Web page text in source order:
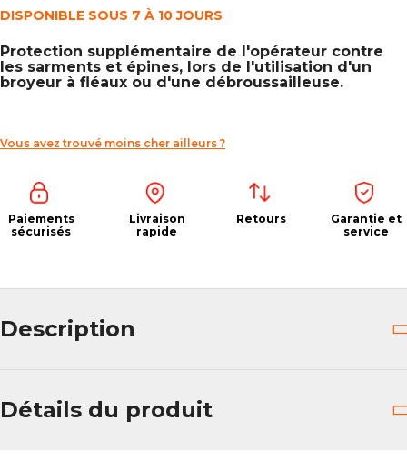
DISPONIBLE SOUS 7 À 10 JOURS
Protection supplémentaire de l'opérateur contre
les sarments et épines, lors de l'utilisation d'un
broyeur à fléaux ou d'une débroussailleuse.
Vous avez trouvé moins cher ailleurs ?
Paiements
sécurisés
Livraison
rapide
Retours
Garantie et
service
Description
Détails du produit